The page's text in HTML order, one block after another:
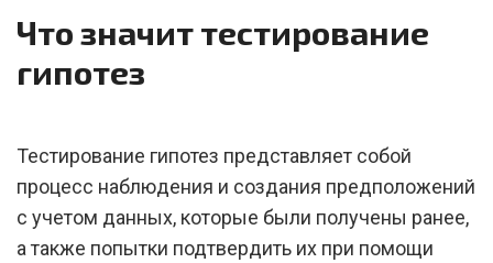
Что значит тестирование
гипотез
Тестирование гипотез представляет собой
процесс наблюдения и создания предположений
с учетом данных, которые были получены ранее,
а также попытки подтвердить их при помощи